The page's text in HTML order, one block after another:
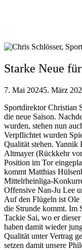
Starke Neue
7. Mai 20245. März
Sportdirektor Christian
die neue Saison.
wurden, stehen nun
Verpflichtet wurden
Qualität stehen. Yannik
Altmayer (Rückkehr
Position im Tor
kommt Matthias
Mittelrheinliga-
Offensive Nan-Ju Lee
Auf den Flügeln ist Ole
die Strunde kommt. Im
Tackie Sai, wo er
haben damit wieder
Qualität unter Vertrag
setzen damit unsere